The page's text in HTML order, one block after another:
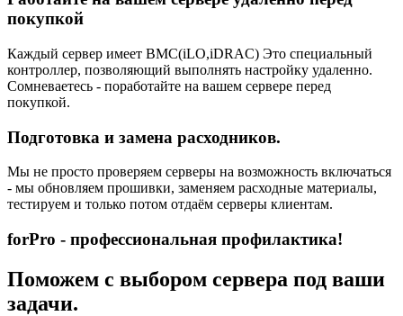
покупкой
Каждый сервер имеет BMC(iLO,iDRAC) Это специальный
контроллер, позволяющий выполнять настройку удаленно.
Сомневаетесь - поработайте на вашем сервере перед
покупкой.
Подготовка и замена расходников.
Мы не просто проверяем серверы на возможность включаться
- мы обновляем прошивки, заменяем расходные материалы,
тестируем и только потом отдаём серверы клиентам.
forPro - профессиональная профилактика!
Поможем с выбором сервера под ваши
задачи.